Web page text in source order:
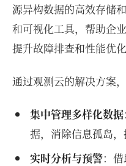
源异构数据的高效存储
和可视化工具，帮助企
提升故障排查和性能优化
通过观测云的解决方案，
集中管理多样化数据
据，消除信息孤岛，
实时分析与预警：